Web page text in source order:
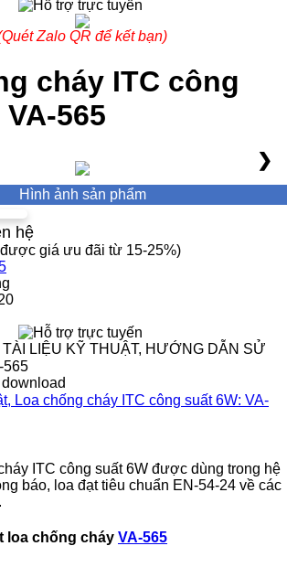
Zalo QR để kết bạn)
cháy ITC công
565
❯
Hình ảnh sản phẩm
hệ
giá ưu đãi từ 15-25%)
TÀI LIỆU KỸ THUẬT, HƯỚNG DẪN SỬ
565
ITC công suất 6W được dùng trong hệ
báo, loa đạt tiêu chuẩn EN-54-24 về các
loa chống cháy VA-565